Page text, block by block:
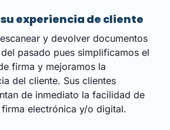
experiencia de cliente
y devolver documentos
pasado pues simplificamos el
firma y mejoramos la
del cliente. Sus clientes
de inmediato la facilidad de
electrónica y/o digital.